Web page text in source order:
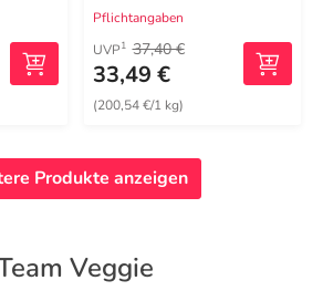
Pflichtangaben
UVP1 37,40 €
33,49 €
(200,54 €/1 kg)
Produkte anzeigen
Veggie